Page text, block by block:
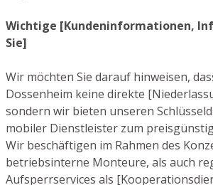
Wichtige [Kundeninformationen,
Sie]
Wir möchten Sie darauf hinweisen,
Dossenheim keine direkte
sondern wir bieten unseren
mobiler Dienstleister zum
Wir beschäftigen im Rahmen des
betriebsinterne Monteure, als auch
Aufsperrservices als